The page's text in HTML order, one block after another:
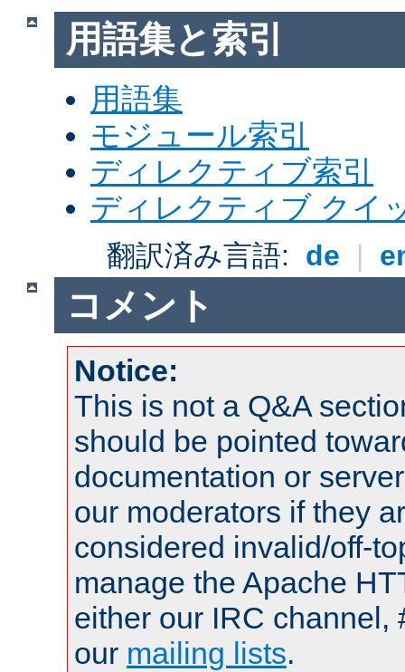
用語集と索引
用語集
モジュール索引
ディレクティブ索引
ディレクティブ クイ
翻訳済み言語: de |
コメント
Notice:
This is not a Q&A
should be pointed
documentation or
our moderators if they
considered invalid/off-
manage the Apache
either our IRC channel,
our mailing lists.